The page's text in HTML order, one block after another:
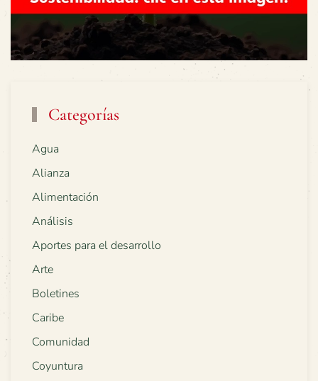
Categorías
Agua
Alianza
Alimentación
Análisis
Aportes para el desarrollo
Arte
Boletines
Caribe
Comunidad
Coyuntura